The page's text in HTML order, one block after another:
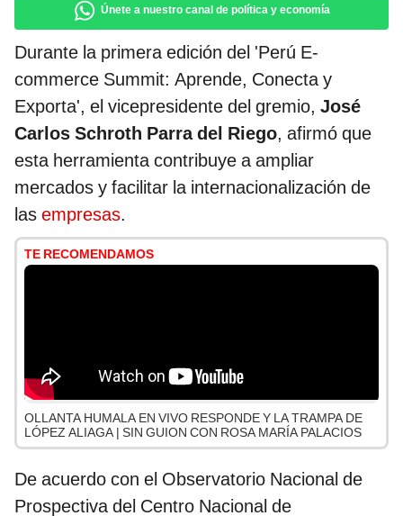
Únete a nuestro canal de política y economía
Durante la primera edición del 'Perú E-
commerce Summit: Aprende, Conecta y
Exporta', el vicepresidente del gremio, José
Carlos Schroth Parra del Riego, afirmó que
esta herramienta contribuye a ampliar
mercados y facilitar la internacionalización de
las empresas.
TE RECOMENDAMOS
OLLANTA HUMALA EN VIVO RESPONDE Y LA TRAMPA DE
LÓPEZ ALIAGA | SIN GUION CON ROSA MARÍA PALACIOS
De acuerdo con el Observatorio Nacional de
Prospectiva del Centro Nacional de